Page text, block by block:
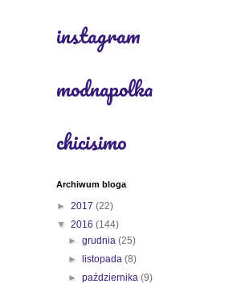
instagram
modnapolka
chicisimo
Archiwum bloga
► 2017 (22)
▼ 2016 (144)
►grudnia(25)
►listopada(8)
►października(9)